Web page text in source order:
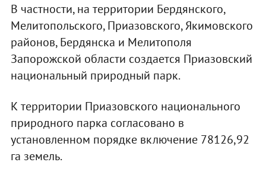
В частности, на территории Бердянского,
Мелитопольского, Приазовского, Якимовского
районов, Бердянска и Мелитополя
Запорожской области создается Приазовский
национальный природный парк.
К территории Приазовского национального
природного парка согласовано в
установленном порядке включение 78126,92
га земель.